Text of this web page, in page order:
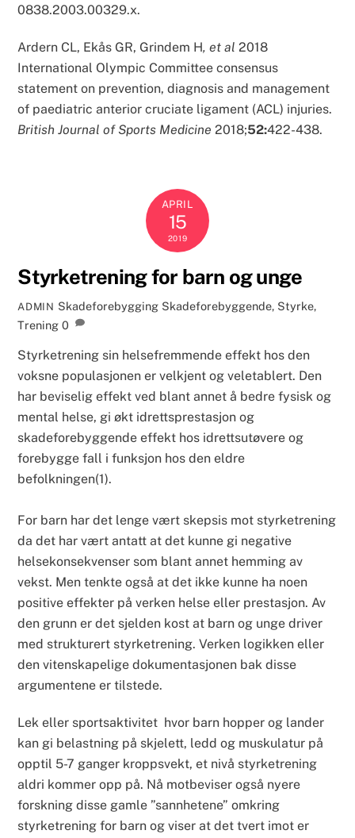
0838.2003.00329.x.
Ardern CL, Ekås GR, Grindem H, et al 2018
International Olympic Committee consensus
statement on prevention, diagnosis and management
of paediatric anterior cruciate ligament (ACL) injuries.
British Journal of Sports Medicine2018;52:422-438.
APRIL
15
2019
Styrketrening for barn og unge
ADMIN Skadeforebygging Skadeforebyggende, Styrke,
Trening 0
Styrketrening sin helsefremmende effekt hos den
voksne populasjonen er velkjent og veletablert. Den
har beviselig effekt ved blant annet å bedre fysisk og
mental helse, gi økt idrettsprestasjon og
skadeforebyggende effekt hos idrettsutøvere og
forebygge fall i funksjon hos den eldre
befolkningen(1).
For barn har det lenge vært skepsis mot styrketrening
da det har vært antatt at det kunne gi negative
helsekonsekvenser som blant annet hemming av
vekst. Men tenkte også at det ikke kunne ha noen
positive effekter på verken helse eller prestasjon. Av
den grunn er det sjelden kost at barn og unge driver
med strukturert styrketrening. Verken logikken eller
den vitenskapelige dokumentasjonen bak disse
argumentene er tilstede.
Lek eller sportsaktivitet hvor barn hopper og lander
kan gi belastning på skjelett, ledd og muskulatur på
opptil 5-7 ganger kroppsvekt, et nivå styrketrening
aldri kommer opp på. Nå motbeviser også nyere
forskning disse gamle ”sannhetene” omkring
styrketrening for barn og viser at det tvert imot er